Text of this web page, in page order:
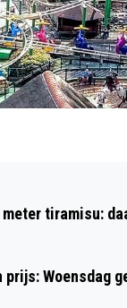
tiramisu:
Woensdag